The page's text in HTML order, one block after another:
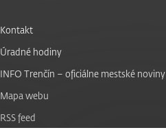
Kontakt
Úradné hodiny
INFO Trenčín – oficiálne mestské noviny
Mapa webu
RSS feed